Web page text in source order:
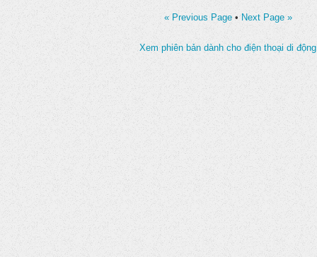
« Previous Page • Next Page »
Xem phiên bản dành cho điện thoại di động